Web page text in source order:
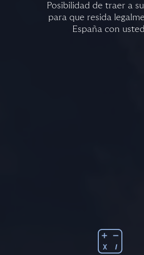
Posibilidad de traer a
para que resida
España con